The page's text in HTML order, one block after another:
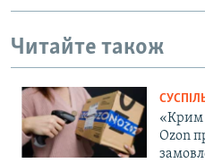
Читайте також
«Крим
Ozon